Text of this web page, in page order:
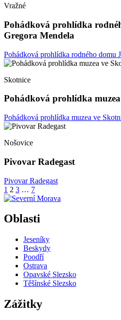
Vražné
Pohádková prohlídka
Gregora Mendela
Pohádková prohlídka rodného domu
Skotnice
Pohádková prohlídka
Pohádková prohlídka muzea ve
Nošovice
Pivovar Radegast
Pivovar Radegast
Stránkování
příspěvků
1 2 3 … 7
Oblasti
Jeseníky
Beskydy
Poodří
Ostrava
Opavské Slezsko
Těšínské Slezsko
Zážitky